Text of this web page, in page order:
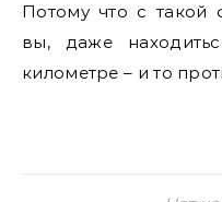
Потому что с такой
вы, даже
километре – и то